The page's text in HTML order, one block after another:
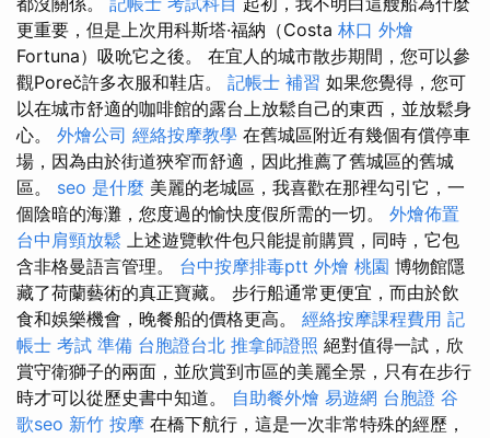
更重要，但是上次用科斯塔·福納（Costa 林口 外燴
Fortuna）吸吮它之後。 在宜人的城市散步期間，您可以參
觀Poreč許多衣服和鞋店。 記帳士 補習 如果您覺得，您可
以在城市舒適的咖啡館的露台上放鬆自己的東西，並放鬆身
心。 外燴公司 經絡按摩教學 在舊城區附近有幾個有償停車
場，因為由於街道狹窄而舒適，因此推薦了舊城區的舊城
區。 seo 是什麼 美麗的老城區，我喜歡在那裡勾引它，一
個陰暗的海灘，您度過的愉快度假所需的一切。 外燴佈置
台中肩頸放鬆 上述遊覽軟件包只能提前購買，同時，它包
含非格曼語言管理。 台中按摩排毒ptt 外燴 桃園 博物館隱
藏了荷蘭藝術的真正寶藏。 步行船通常更便宜，而由於飲
食和娛樂機會，晚餐船的價格更高。 經絡按摩課程費用 記
帳士 考試 準備 台胞證台北 推拿師證照 絕對值得一試，欣
賞守衛獅子的兩面，並欣賞到市區的美麗全景，只有在步行
時才可以從歷史書中知道。 自助餐外燴 易遊網 台胞證 谷
歌seo 新竹 按摩 在橋下航行，這是一次非常特殊的經歷，